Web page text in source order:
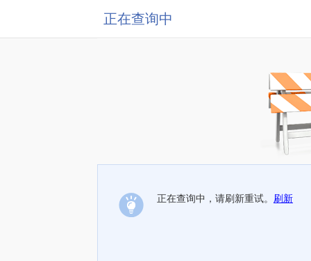
正在查询中
正在查询中，请刷新重试。 刷新